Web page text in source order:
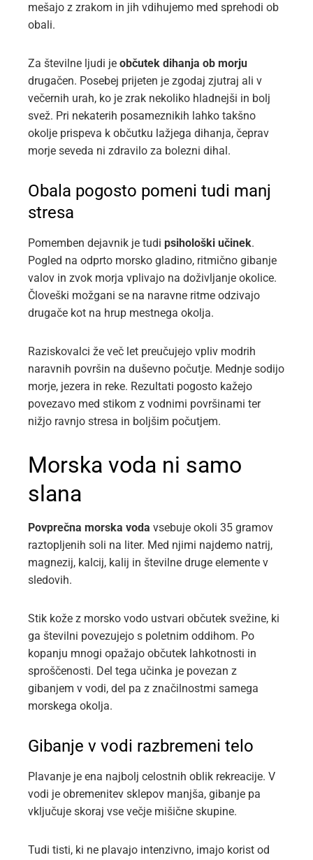
mešajo z zrakom in jih vdihujemo med sprehodi ob
obali.
Za številne ljudi je občutek dihanja ob morju
drugačen. Posebej prijeten je zgodaj zjutraj ali v
večernih urah, ko je zrak nekoliko hladnejši in bolj
svež. Pri nekaterih posameznikih lahko takšno
okolje prispeva k občutku lažjega dihanja, čeprav
morje seveda ni zdravilo za bolezni dihal.
Obala pogosto pomeni tudi manj
stresa
Pomemben dejavnik je tudi psihološki učinek.
Pogled na odprto morsko gladino, ritmično gibanje
valov in zvok morja vplivajo na doživljanje okolice.
Človeški možgani se na naravne ritme odzivajo
drugače kot na hrup mestnega okolja.
Raziskovalci že več let preučujejo vpliv modrih
naravnih površin na duševno počutje. Mednje sodijo
morje, jezera in reke. Rezultati pogosto kažejo
povezavo med stikom z vodnimi površinami ter
nižjo ravnjo stresa in boljšim počutjem.
Morska voda ni samo
slana
Povprečna morska voda vsebuje okoli 35 gramov
raztopljenih soli na liter. Med njimi najdemo natrij,
magnezij, kalcij, kalij in številne druge elemente v
sledovih.
Stik kože z morsko vodo ustvari občutek svežine, ki
ga številni povezujejo s poletnim oddihom. Po
kopanju mnogi opažajo občutek lahkotnosti in
sproščenosti. Del tega učinka je povezan z
gibanjem v vodi, del pa z značilnostmi samega
morskega okolja.
Gibanje v vodi razbremeni telo
Plavanje je ena najbolj celostnih oblik rekreacije. V
vodi je obremenitev sklepov manjša, gibanje pa
vključuje skoraj vse večje mišične skupine.
Tudi tisti, ki ne plavajo intenzivno, imajo korist od